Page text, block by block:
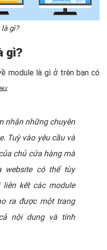
gì?
gì?
module là gì ở trên bạn có
nhận những chuyên
Tuỳ vào yêu cầu và
chủ cửa hàng mà
website có thể tùy
kết các module
ra được một trang
nội dung và tính